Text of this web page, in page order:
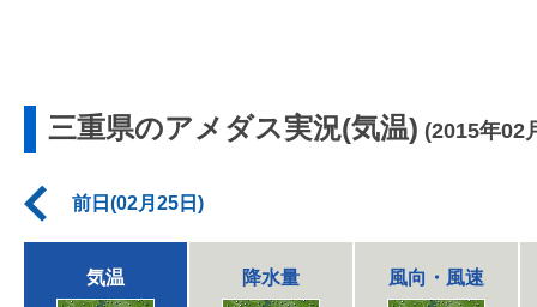
三重県のアメダス実況(気温) (2015年02
前日(02月25日)
気温 降水量 風向・風速